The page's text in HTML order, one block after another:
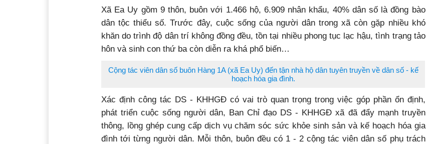
Xã Ea Uy gồm 9 thôn, buôn với 1.466 hộ, 6.909 nhân khẩu, 40% dân số là đồng bào
dân tộc thiểu số. Trước đây, cuộc sống của người dân trong xã còn gặp nhiều khó
khăn do trình độ dân trí không đồng đều, tồn tại nhiều phong tục lạc hậu, tình trạng tảo
hôn và sinh con thứ ba còn diễn ra khá phổ biến…
Cộng tác viên dân số buôn Hàng 1A (xã Ea Uy) đến tận nhà hộ dân tuyên truyền về dân số - kế
hoạch hóa gia đình.
Xác định công tác DS - KHHGĐ có vai trò quan trọng trong việc góp phần ổn định,
phát triển cuộc sống người dân, Ban Chỉ đạo DS - KHHGĐ xã đã đẩy mạnh truyền
thông, lồng ghép cung cấp dịch vụ chăm sóc sức khỏe sinh sản và kế hoạch hóa gia
đình tới từng người dân. Mỗi thôn, buôn đều có 1 - 2 cộng tác viên dân số phụ trách